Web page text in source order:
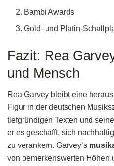
Bambi Awards
Gold- und Platin-
Fazit: Rea
und Mensch
Rea Garvey bleibt eine
Figur in der deutschen
tiefgründigen Texten und
er es geschafft, sich
zu verankern. Garvey’s
von bemerkenswerten Höhen